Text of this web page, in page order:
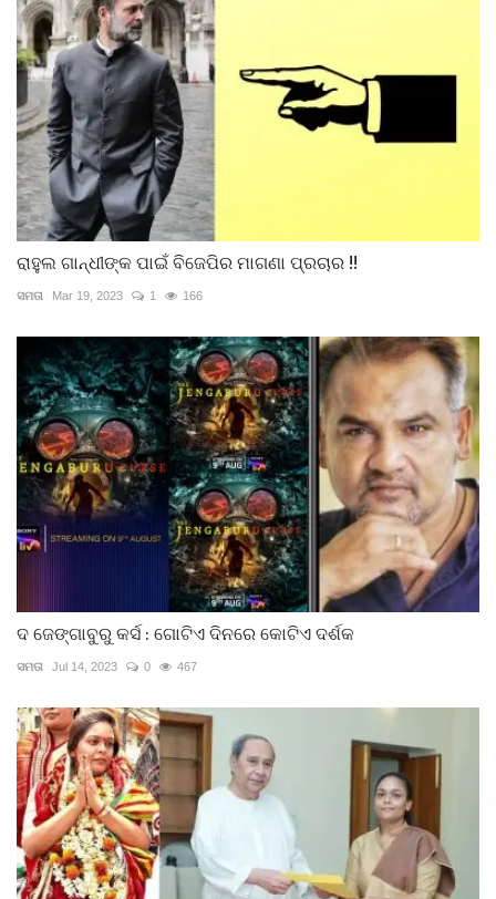
ରାହୁଲ ଗାନ୍ଧୀଙ୍କ ପାଇଁ ବିଜେପିର ମାଗଣା ପ୍ରଚାର !!
ସମତା Mar 19, 2023 1 166
ଦ ଜେଙ୍ଗାବୁରୁ କର୍ସ : ଗୋଟିଏ ଦିନରେ କୋଟିଏ ଦର୍ଶକ
ସମତା Jul 14, 2023 0 467